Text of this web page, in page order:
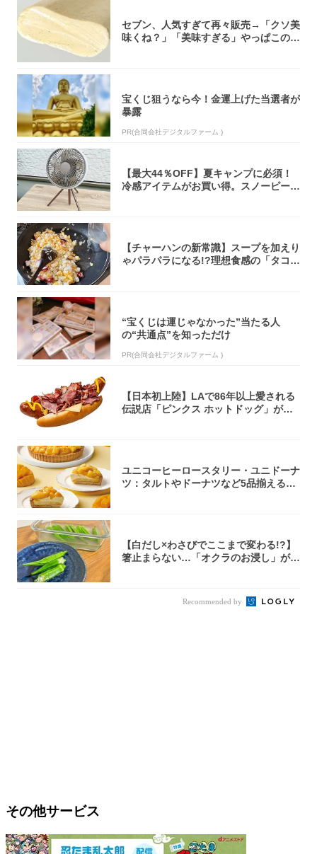
セブン、人気すぎて再々販売→「クソ美
味くね？」「美味すぎる」やっぱこのク
宝くじ狙うなら今！金運上げた当選者が
暴露
PR(合同会社デジタルファーム )
【最大44％OFF】夏キャンプに必須！
冷感アイテムがお買い得。スノーピー
【チャーハンの新常識】スープを加えり
ゃパラパラになる!?理想食感の「タコチ
“宝くじは運じゃなかった”当たる人
の“共通点”を知っただけ
PR(合同会社デジタルファーム )
【日本初上陸】LAで86年以上愛される
伝説店「ピンクス ホットドッグ」が年
ユニコーヒーロースタリー・ユニドーナ
ツ：タルトやドーナツなど5品揃える
【白だし×わさびでここまで変わる!?】
箸止まらない…「オクラのお浸し」がス
Recommended by
その他サービス